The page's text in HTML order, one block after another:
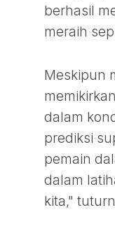
berhasil
meraih
Meskipun
dalam
prediksi
pemain
dalam
kita,"